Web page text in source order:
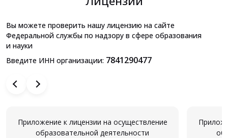
Вы можете проверить нашу лицензию на сайте
Федеральной службы по надзору в сфере образования
и науки
Введите ИНН организации: 7841290477
Приложение к лицензии на осуществление
образовательной деятельности